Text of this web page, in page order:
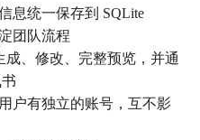
息统一保存到 SQLite
团队流程
成、修改、完整预览，并通
户有独立的账号，互不影